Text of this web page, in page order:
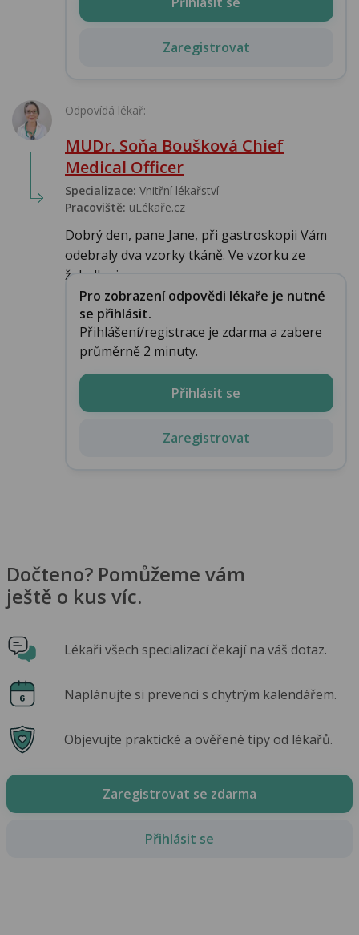
Zaregistrovat
Odpovídá lékař:
MUDr. Soňa Boušková Chief
Medical Officer
Specializace: Vnitřní lékařství
Pracoviště: uLékaře.cz
Dobrý den, pane Jane, při gastroskopii Vám
odebraly dva vzorky tkáně. Ve vzorku ze
žaludku je ...
Pro zobrazení odpovědi lékaře je nutné
se přihlásit.
Přihlášení/registrace je zdarma a zabere
průměrně 2 minuty.
Přihlásit se
Zaregistrovat
Dočteno? Pomůžeme vám
ještě o kus víc.
Lékaři všech specializací čekají na váš dotaz.
Naplánujte si prevenci s chytrým kalendářem.
Objevujte praktické a ověřené tipy od lékařů.
Zaregistrovat se zdarma
Přihlásit se